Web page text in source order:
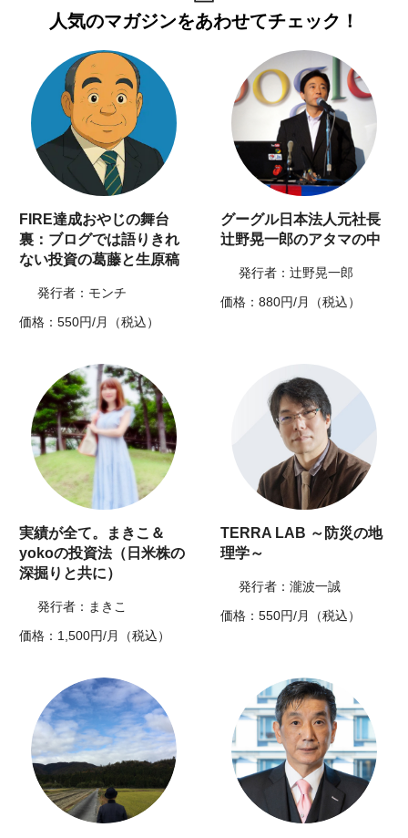
人気のマガジンをあわせてチェック！
FIRE達成おやじの舞台
裏：ブログでは語りきれ
ない投資の葛藤と生原稿
発行者：モンチ
価格：550円/月（税込）
グーグル日本法人元社長
辻野晃一郎のアタマの中
発行者：辻野晃一郎
価格：880円/月（税込）
実績が全て。まきこ＆
yokoの投資法（日米株の
深掘りと共に）
発行者：まきこ
価格：1,500円/月（税込）
TERRA LAB ～防災の地
理学～
発行者：瀧波一誠
価格：550円/月（税込）